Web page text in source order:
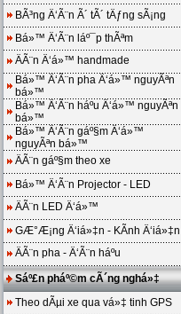
BÃ³ng Ä‘Ã¨n Ã´ tÃ´ tÄƒng sÃ¡ng
Bá»™ Ä‘Ã¨n láº¯p thÃªm
ÄÃ¨n Ä‘á»™ handmade
Bá»™ Ä‘Ã¨n pha Ä‘á»™ nguyÃªn
bá»™
Bá»™ Ä‘Ã¨n háº­u Ä‘á»™ nguyÃªn
bá»™
Bá»™ Ä‘Ã¨n gáº§m Ä‘á»™
nguyÃªn bá»™
ÄÃ¨n gáº§m theo xe
Bá»™ Ä‘Ã¨n Projector - LED
ÄÃ¨n LED Ä‘á»™
GÆ°Æ¡ng Ä‘iá»‡n - KÃ­nh Ä‘iá»‡n
ÄÃ¨n pha - Ä‘Ã¨n háº­u
Sáº£n pháº©m cÃ´ng nghá»‡
Theo dÃµi xe qua vá»‡ tinh GPS